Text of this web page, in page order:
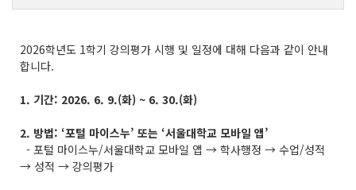
2026학년도 1학기 강의평가 시행 및 일정에 대해 다음과 같이 안내
합니다.
1. 기간: 2026. 6. 9.(화) ~ 6. 30.(화)
2. 방법: ‘포털 마이스누’ 또는 ‘서울대학교 모바일 앱’
- 포털 마이스누/서울대학교 모바일 앱 → 학사행정 → 수업/성적
→ 성적 → 강의평가